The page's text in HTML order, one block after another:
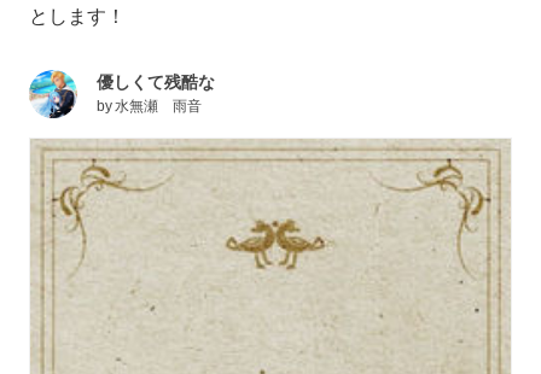
とします！
優しくて残酷な
by水無瀬 雨音